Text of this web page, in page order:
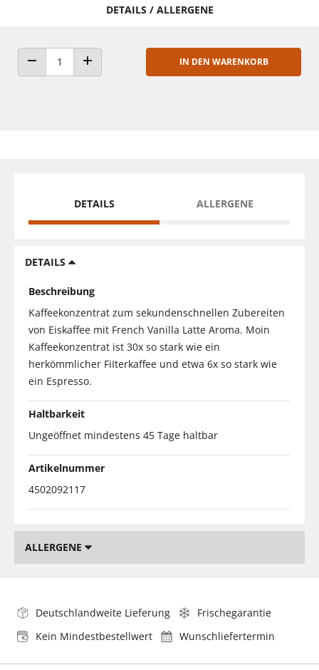
DETAILS / ALLERGENE
ANZAHL VERRINGERNANZAHL ERHÖHEN
IN DEN WARENKORB
DETAILS ALLERGENE
DETAILS
Beschreibung
Kaffeekonzentrat zum sekundenschnellen Zubereiten
von Eiskaffee mit French Vanilla Latte Aroma. Moin
Kaffeekonzentrat ist 30x so stark wie ein
herkömmlicher FiIterkaffee und etwa 6x so stark wie
ein Espresso.
Haltbarkeit
Ungeöffnet mindestens 45 Tage haltbar
Artikelnummer
4502092117
ALLERGENE
Deutschlandweite Lieferung
Frischegarantie
Kein Mindestbestellwert
Wunschliefertermin